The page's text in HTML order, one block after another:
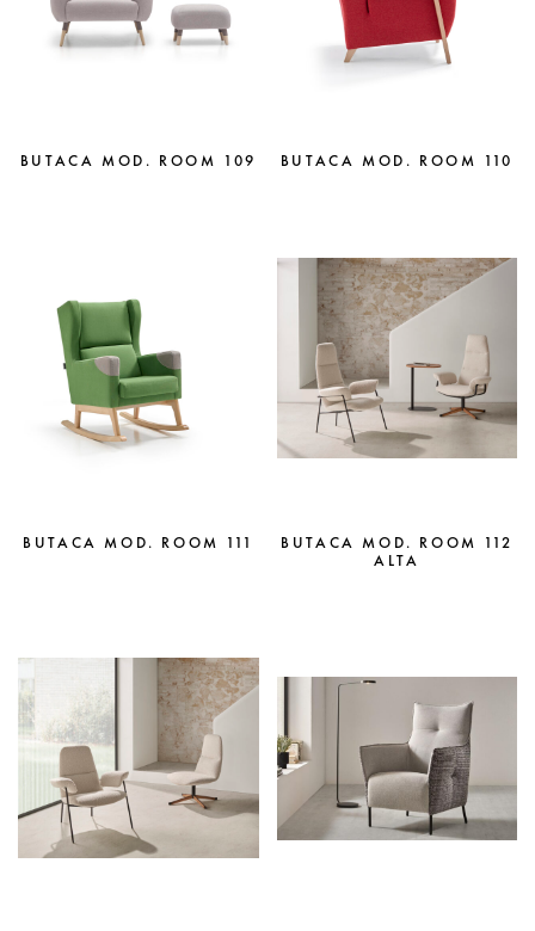
BUTACA MOD. ROOM 109 BUTACA MOD. ROOM 110
BUTACA MOD. ROOM 111
BUTACA MOD. ROOM 112
ALTA